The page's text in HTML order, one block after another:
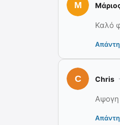
Καλό
Chris
Αψογη